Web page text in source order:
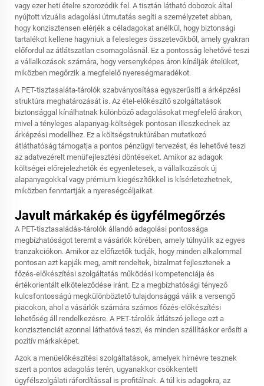
vagy ezer heti ételre szorozódik fel. A tisztán látható dobozok által
nyújtott vizuális adagolási útmutatás segíti a személyzetet abban,
hogy konzisztensen elérjék a céladagokat anélkül, hogy biztonsági
tartalékot kellene hagyniuk a felesleges összetevőkből, amely gyakran
előfordul az átlátszatlan csomagolásnál. Ez a pontosság lehetővé teszi
a vállalkozások számára, hogy versenyképes áron kínálják ételüket,
miközben megőrzik a megfelelő nyereségmaradékot.
A PET-tisztasaláta-tárolók szabványosítása egyszerűsíti a árképzési
struktúra meghatározását is. Az étel-előkészítő szolgáltatások
biztonsággal kínálhatnak különböző adagolásokat megfelelő árakon,
mivel a tényleges alapanyag-költségek pontosan illeszkednek az
árképzési modellhez. Ez a költségstruktúrában mutatkozó
átláthatóság támogatja a pontos pénzügyi tervezést, és lehetővé teszi
az adatvezérelt menüfejlesztési döntéseket. Amikor az adagok
költségei előrejelezhetők és egyenletesek, a vállalkozások új
alapanyagokkal vagy prémium kiegészítőkkel is kísérletezhetnek,
miközben fenntartják a nyereségcéljaikat.
Javult márkakép és ügyfélmegőrzés
A PET-tisztasaládás-tárolók állandó adagolási pontossága
megbízhatóságot teremt a vásárlók körében, amely túlnyúlik az egyes
tranzakciókon. Amikor az előfizetők tudják, hogy minden alkalommal
pontosan azt kapják meg, amit rendeltek, bizalmat fejlesztenek a
főzés-előkészítési szolgáltatás működési kompetenciája és
értékorientált elköteleződése iránt. Ez a megbízhatósági tényező
kulcsfontosságú megkülönböztető tulajdonsággá válik a versengő
piacokon, ahol a vásárlók számára számos főzés-előkészítési
lehetőség áll rendelkezésre. A PET-tárolók átlátszó jellege ezt a
konzisztenciát azonnal láthatóvá teszi, és minden szállításkor erősíti a
pozitív márkaképet.
Azok a menüelőkészítési szolgáltatások, amelyek hírnévre tesznek
szert a pontos adagolás terén, ugyanakkor csökkentett
ügyfélszolgálati ráfordítással is profitálnak. A túl kis adagokra, az